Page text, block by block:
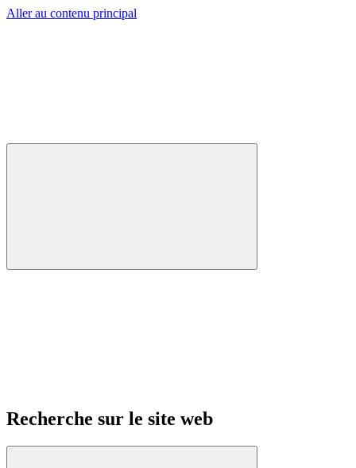
Aller au contenu principal
Recherche sur le site web